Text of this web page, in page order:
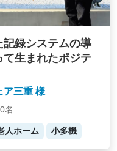
録システムの導
て生まれたポジテ
ア三重 様
名
人ホーム 小多機